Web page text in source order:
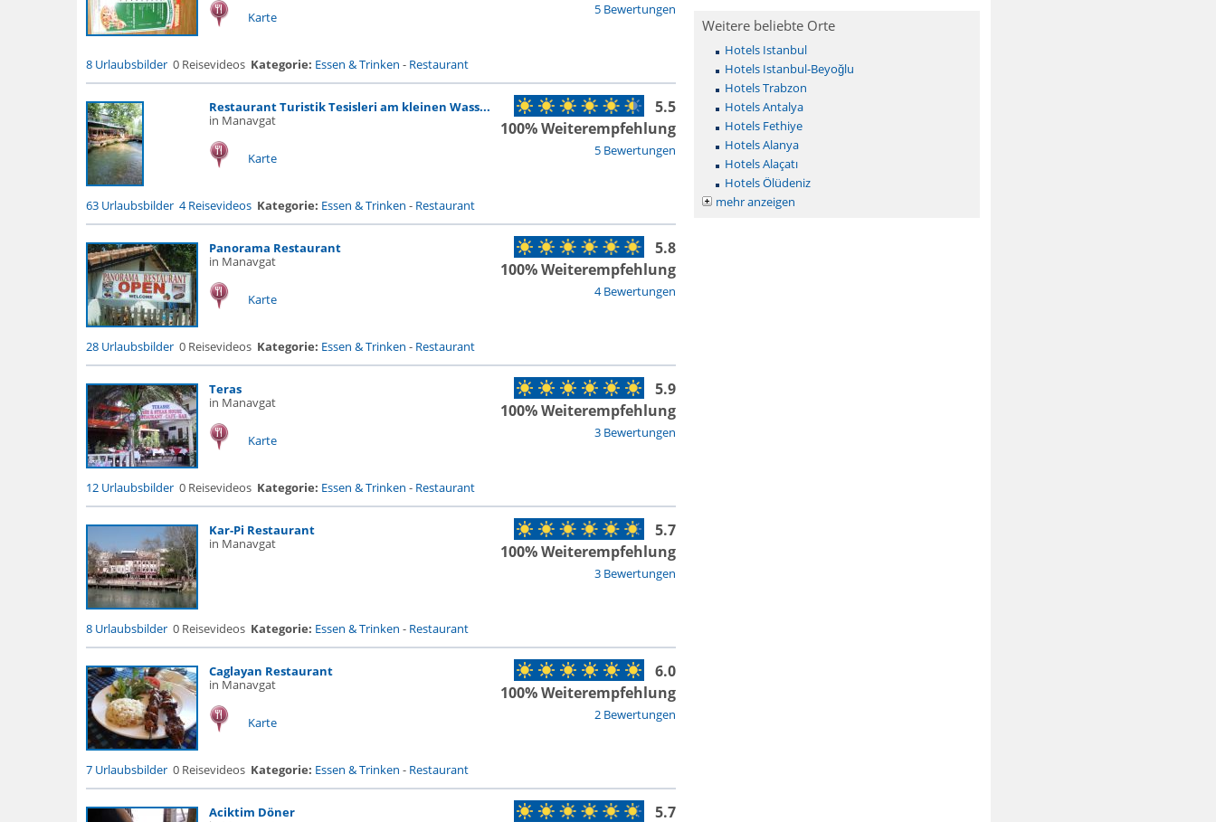
Karte 5 Bewertungen
8 Urlaubsbilder 0 Reisevideos Kategorie: Essen & Trinken - Restaurant
Restaurant Turistik Tesisleri am kleinen Wass...
in Manavgat
Karte 5 Bewertungen
5.5
100% Weiterempfehlung
63 Urlaubsbilder 4 Reisevideos Kategorie: Essen & Trinken - Restaurant
Panorama Restaurant
in Manavgat
Karte 4 Bewertungen
5.8
100% Weiterempfehlung
28 Urlaubsbilder 0 Reisevideos Kategorie: Essen & Trinken - Restaurant
Teras
in Manavgat
Karte 3 Bewertungen
5.9
100% Weiterempfehlung
12 Urlaubsbilder 0 Reisevideos Kategorie: Essen & Trinken - Restaurant
Kar-Pi Restaurant
in Manavgat
3 Bewertungen
5.7
100% Weiterempfehlung
8 Urlaubsbilder 0 Reisevideos Kategorie: Essen & Trinken - Restaurant
Caglayan Restaurant
in Manavgat
Karte 2 Bewertungen
6.0
100% Weiterempfehlung
7 Urlaubsbilder 0 Reisevideos Kategorie: Essen & Trinken - Restaurant
Aciktim Döner
5.7
Weitere beliebte Orte
Hotels Istanbul
Hotels Istanbul-Beyoğlu
Hotels Trabzon
Hotels Antalya
Hotels Fethiye
Hotels Alanya
Hotels Alaçatı
Hotels Ölüdeniz
mehr anzeigen